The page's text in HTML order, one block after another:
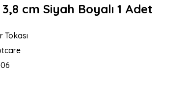
cm Siyah Boyalı 1 Adet
Tokası